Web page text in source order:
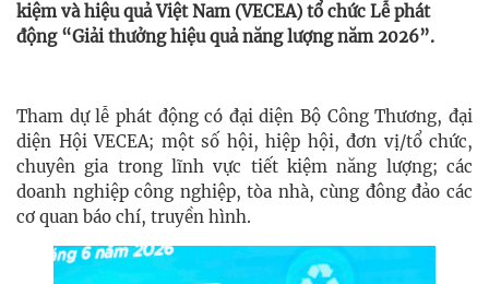
kiệm và hiệu quả Việt Nam (VECEA) tổ chức Lễ phát
động “Giải thưởng hiệu quả năng lượng năm 2026”.
Tham dự lễ phát động có đại diện Bộ Công Thương, đại
diện Hội VECEA; một số hội, hiệp hội, đơn vị/tổ chức,
chuyên gia trong lĩnh vực tiết kiệm năng lượng; các
doanh nghiệp công nghiệp, tòa nhà, cùng đông đảo các
cơ quan báo chí, truyền hình.